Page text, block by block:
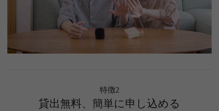
特徴2
貸出無料、簡単に申し込める